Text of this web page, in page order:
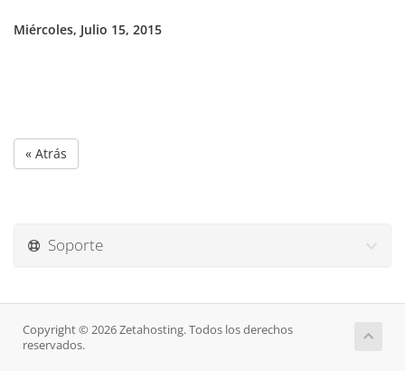
Miércoles, Julio 15, 2015
« Atrás
Soporte
Copyright © 2026 Zetahosting. Todos los derechos
reservados.